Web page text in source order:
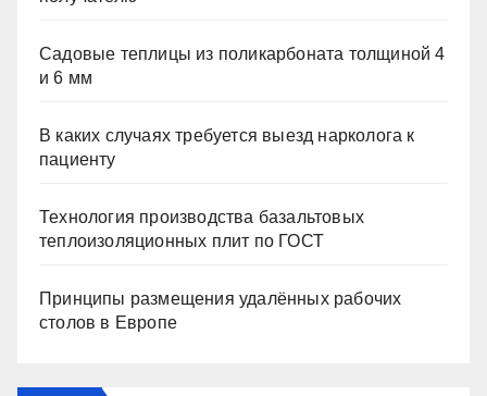
Садовые теплицы из поликарбоната толщиной 4
и 6 мм
В каких случаях требуется выезд нарколога к
пациенту
Технология производства базальтовых
теплоизоляционных плит по ГОСТ
Принципы размещения удалённых рабочих
столов в Европе